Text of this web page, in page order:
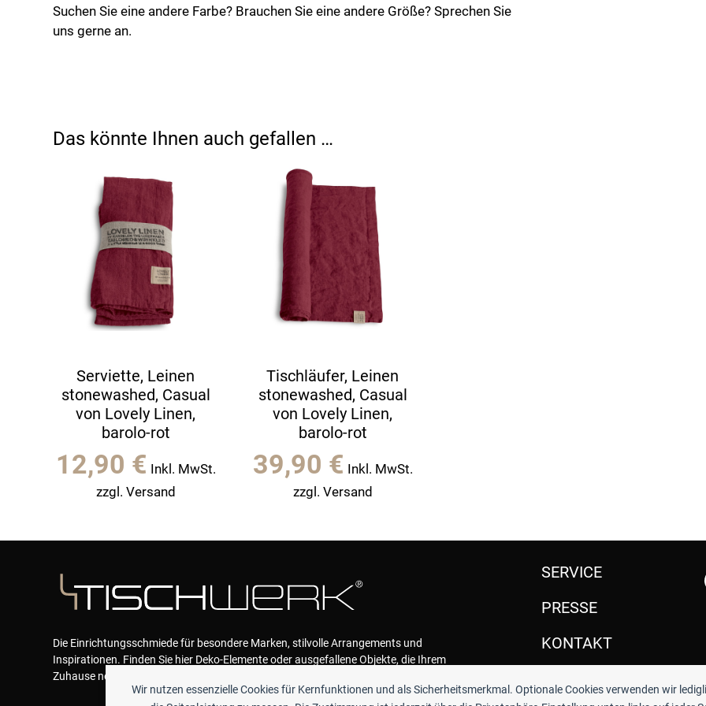
Wir nutzen essenzielle Cookies für Kernfunktionen und als Sicherheitsmerkmal. Optionale Cookies verwenden wir
Suchen Sie eine andere Farbe? Brauchen Sie eine andere Größe? Sprechen Sie
uns gerne an.
Das könnte Ihnen auch gefallen …
Serviette, Leinen
stonewashed, Casual
von Lovely Linen,
barolo-rot
12,90 € Inkl. MwSt.
zzgl. Versand
Tischläufer, Leinen
stonewashed, Casual
von Lovely Linen,
barolo-rot
39,90 € Inkl. MwSt.
zzgl. Versand
Die Einrichtungsschmiede für besondere Marken, stilvolle Arrangements und
Inspirationen. Finden Sie hier Deko-Elemente oder ausgefallene Objekte, die Ihrem
Zuhause neue Akzente geben und das Wohlfühlen garantieren.
SERVICE
PRESSE
KONTAKT